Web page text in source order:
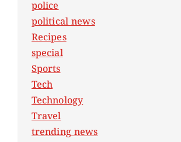
police
political news
Recipes
special
Sports
Tech
Technology
Travel
trending news